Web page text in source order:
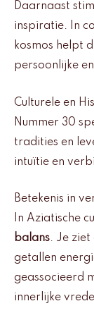
Daarnaast
inspiratie. In
kosmos helpt
persoonlijke
Culturele en
Nummer 30
tradities en
intuïtie en
Betekenis in
In Aziatische
balans. Je
getallen
geassocieerd
innerlijke